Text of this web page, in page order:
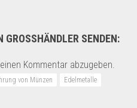
SENDEN:
Kommentar abzugeben.
von Münzen
Edelmetalle